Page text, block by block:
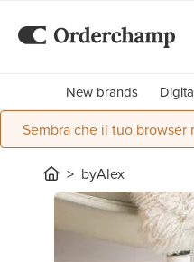
New brands
Sembra che il tuo
byAlex